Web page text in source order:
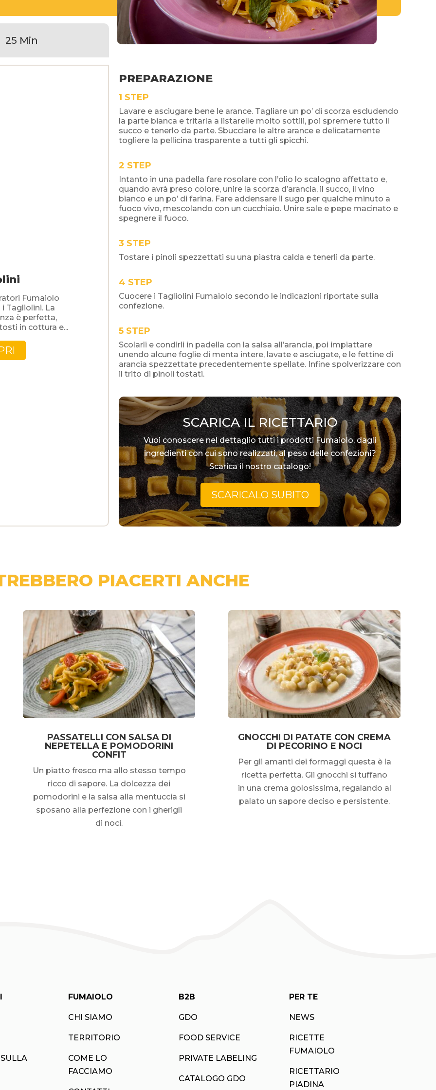
25 Min
Fumaiolo
Tagliolini. La
è perfetta,
in cottura e...
PREPARAZIONE
STEP
Lavare e asciugare bene le arance. Tagliare un po’ di scorza escludendo
la parte bianca e tritarla a listarelle molto sottili, poi spremere tutto il
succo e tenerlo da parte. Sbucciare le altre arance e delicatamente
togliere la pellicina trasparente a tutti gli spicchi.
STEP
Intanto in una padella fare rosolare con l’olio lo scalogno affettato e,
quando avrà preso colore, unire la scorza d’arancia, il succo, il vino
bianco e un po’ di farina. Fare addensare il sugo per qualche minuto a
fuoco vivo, mescolando con un cucchiaio. Unire sale e pepe macinato e
spegnere il fuoco.
STEP
Tostare i pinoli spezzettati su una piastra calda e tenerli da parte.
STEP
Cuocere i Tagliolini Fumaiolo secondo le indicazioni riportate sulla
confezione.
STEP
Scolarli e condirli in padella con la salsa all’arancia, poi impiattare
unendo alcune foglie di menta intere, lavate e asciugate, e le fettine di
arancia spezzettate precedentemente spellate. Infine spolverizzare con
il trito di pinoli tostati.
SCARICA IL RICETTARIO
Vuoi conoscere nel dettaglio tutti i prodotti Fumaiolo, dagli
ingredienti con cui sono realizzati, al peso delle confezioni?
Scarica il nostro catalogo!
SCARICALO SUBITO
PIACERTI ANCHE
PASSATELLI CON SALSA DI
NEPETELLA E POMODORINI
CONFIT
Un piatto fresco ma allo stesso tempo
ricco di sapore. La dolcezza dei
pomodorini e la salsa alla mentuccia si
sposano alla perfezione con i gherigli
di noci.
GNOCCHI DI PATATE CON CREMA
DI PECORINO E NOCI
Per gli amanti dei formaggi questa è la
ricetta perfetta. Gli gnocchi si tuffano
in una crema golosissima, regalando al
palato un sapore deciso e persistente.
FUMAIOLO
CHI SIAMO
TERRITORIO
COME LO
FACCIAMO
B2B
GDO
FOOD SERVICE
PRIVATE LABELING
CATALOGO GDO
PER TE
NEWS
RICETTE
FUMAIOLO
RICETTARIO
PIADINA